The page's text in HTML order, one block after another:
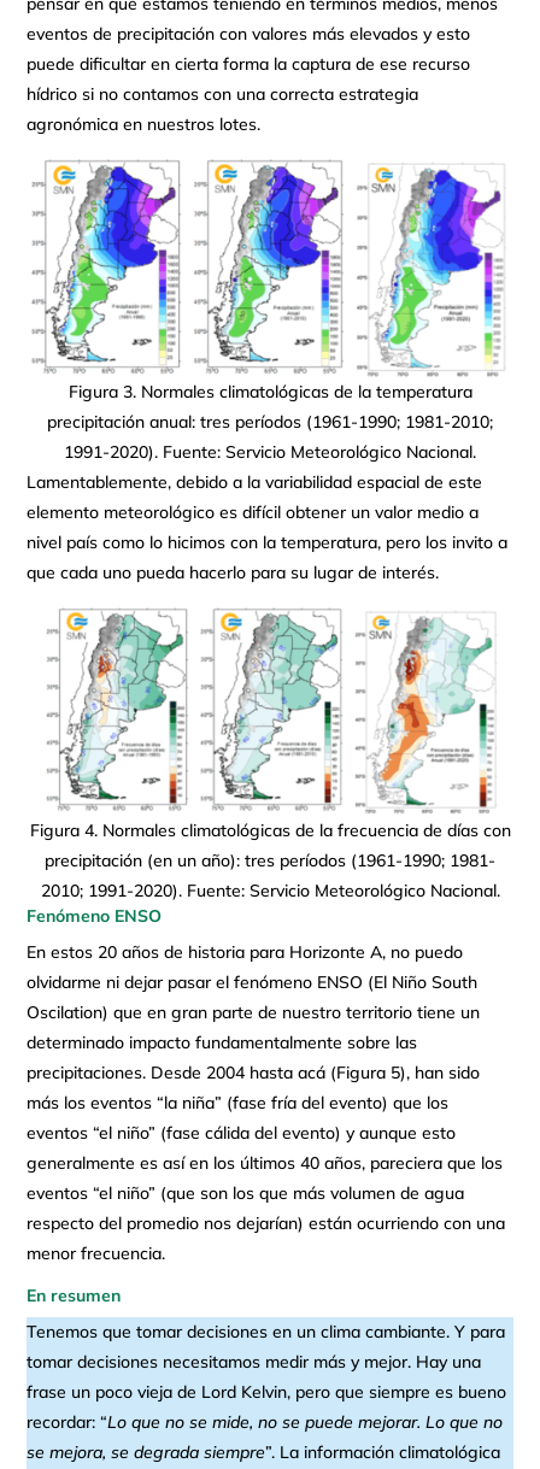
eventos de precipitación con valores más elevados y esto
puede dificultar en cierta forma la captura de ese recurso
hídrico si no contamos con una correcta estrategia
agronómica en nuestros lotes.
Figura 3. Normales climatológicas de la temperatura
precipitación anual: tres períodos (1961-1990; 1981-2010;
1991-2020). Fuente: Servicio Meteorológico Nacional.
Lamentablemente, debido a la variabilidad espacial de este
elemento meteorológico es difícil obtener un valor medio a
nivel país como lo hicimos con la temperatura, pero los invito a
que cada uno pueda hacerlo para su lugar de interés.
Figura 4. Normales climatológicas de la frecuencia de días con
precipitación (en un año): tres períodos (1961-1990; 1981-
2010; 1991-2020). Fuente: Servicio Meteorológico Nacional.
Fenómeno ENSO
En estos 20 años de historia para Horizonte A, no puedo
olvidarme ni dejar pasar el fenómeno ENSO (El Niño South
Oscilation) que en gran parte de nuestro territorio tiene un
determinado impacto fundamentalmente sobre las
precipitaciones. Desde 2004 hasta acá (Figura 5), han sido
más los eventos “la niña” (fase fría del evento) que los
eventos “el niño” (fase cálida del evento) y aunque esto
generalmente es así en los últimos 40 años, pareciera que los
eventos “el niño” (que son los que más volumen de agua
respecto del promedio nos dejarían) están ocurriendo con una
menor frecuencia.
En resumen
Tenemos que tomar decisiones en un clima cambiante. Y para
tomar decisiones necesitamos medir más y mejor. Hay una
frase un poco vieja de Lord Kelvin, pero que siempre es bueno
recordar: “Lo que no se mide, no se puede mejorar. Lo que no
se mejora, se degrada siempre”. La información climatológica